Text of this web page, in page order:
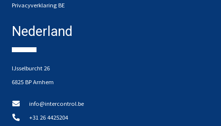
Privacyverklaring BE
Nederland
IJsselburcht 26
6825 BP Arnhem
info@intercontrol.be
+31 26 4425204